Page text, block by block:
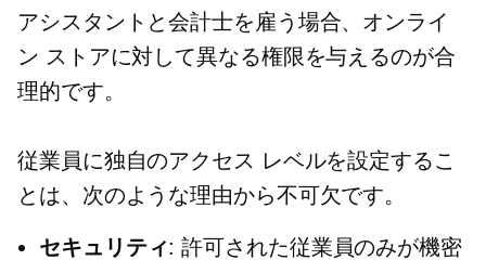
アシスタントと会計士を雇う場合、オンライ
ン ストアに対して異なる権限を与えるのが合
理的です。
従業員に独自のアクセス レベルを設定するこ
とは、次のような理由から不可欠です。
セキュリティ: 許可された従業員のみが機密